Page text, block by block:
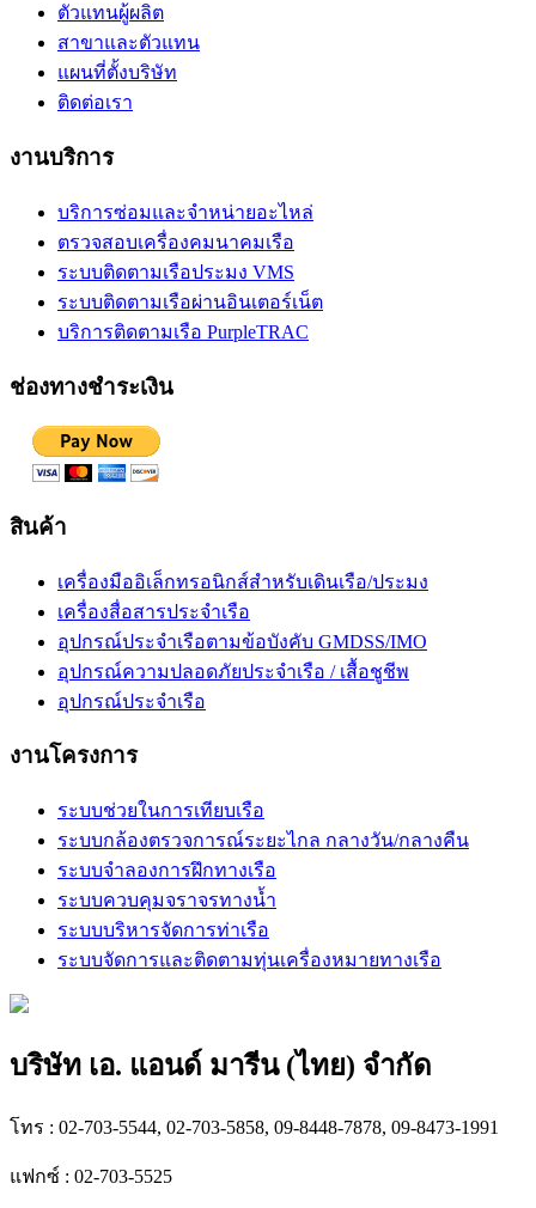
ตัวแทนผู้ผลิต
สาขาและตัวแทน
แผนที่ตั้งบริษัท
ติดต่อเรา
งานบริการ
บริการซ่อมและจำหน่ายอะไหล่
ตรวจสอบเครื่องคมนาคมเรือ
ระบบติดตามเรือประมง VMS
ระบบติดตามเรือผ่านอินเตอร์เน็ต
บริการติดตามเรือ PurpleTRAC
ช่องทางชำระเงิน
สินค้า
เครื่องมืออิเล็กทรอนิกส์สำหรับเดินเรือ/ประมง
เครื่องสื่อสารประจำเรือ
อุปกรณ์ประจำเรือตามข้อบังคับ GMDSS/IMO
อุปกรณ์ความปลอดภัยประจำเรือ / เสื้อชูชีพ
อุปกรณ์ประจำเรือ
งานโครงการ
ระบบช่วยในการเทียบเรือ
ระบบกล้องตรวจการณ์ระยะไกล กลางวัน/กลางคืน
ระบบจำลองการฝึกทางเรือ
ระบบควบคุมจราจรทางน้ำ
ระบบบริหารจัดการท่าเรือ
ระบบจัดการและติดตามทุ่นเครื่องหมายทางเรือ
บริษัท เอ. แอนด์ มารีน (ไทย) จำกัด
โทร : 02-703-5544, 02-703-5858, 09-8448-7878, 09-8473-1991
แฟกซ์ : 02-703-5525